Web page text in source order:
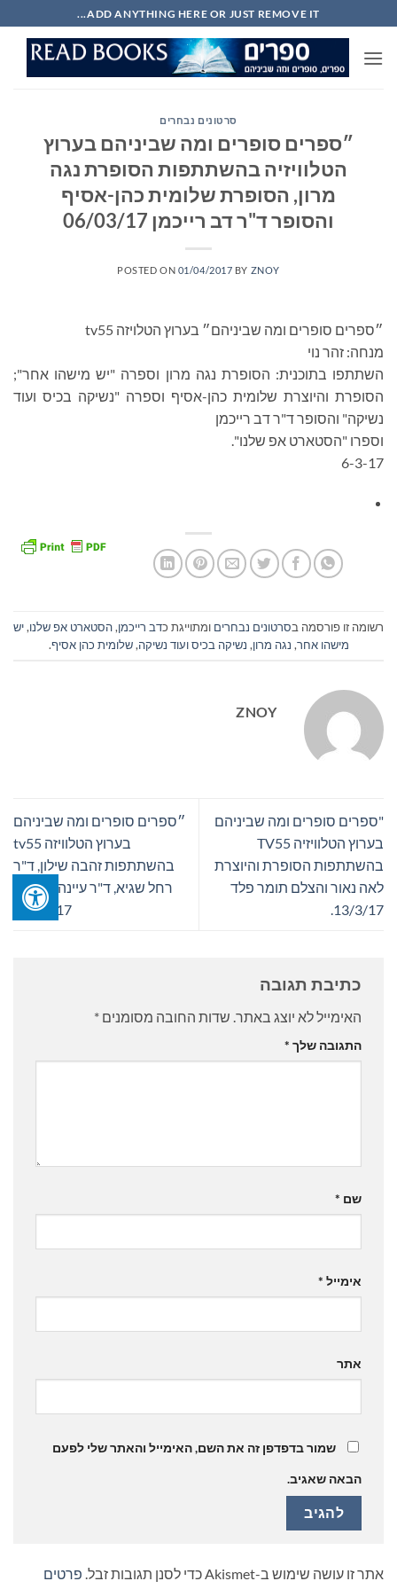
to
content
ADD ANYTHING HERE OR JUST REMOVE IT...
סרטונים נבחרים
״ספרים סופרים ומה שביניהם בערוץ
הטלוויזיה בהשתתפות הסופרת נגה
מרון, הסופרת שלומית כהן-אסיף
והסופר ד"ר דב רייכמן 06/03/17
POSTED ON 01/04/2017 BY ZNOY
״ספרים סופרים ומה שביניהם״ בערוץ הטלויזה tv55
מנחה: זהר נוי
השתתפו בתוכנית: הסופרת נגה מרון וספרה "יש מישהו אחר";
הסופרת והיוצרת שלומית כהן-אסיף וספרה "נשיקה בכיס ועוד
נשיקה" והסופר ד"ר דב רייכמן
וספרו "הסטארט אפ שלנו".
6-3-17
רשומה זו פורסמה בסרטונים נבחרים ומתוייגת כדב רייכמן,הסטארט אפ שלנו,יש
מישהו אחר, נגה מרון, נשיקה בכיס ועוד נשיקה,שלומית כהן אסיף.
ZNOY
"ספרים סופרים ומה שביניהם
בערוץ הטלוויזיה TV55
בהשתתפות הסופרת והיוצרת
לאה נאור והצלם תומר פלד
13/3/17.
״ספרים סופרים ומה שביניהם
בערוץ הטלוויזה tv55
בהשתתפות זהבה שילון, ד"ר
רחל שגיא, ד"ר עיינה פרידמן
20/03/17
כתיבת תגובה
האימייל לא יוצג באתר. שדות החובה מסומנים *
התגובה שלך *
שם *
אימייל *
אתר
שמור בדפדפן זה את השם, האימייל והאתר שלי לפעם
הבאה שאגיב.
אתר זו עושה שימוש ב-Akismet כדי לסנן תגובות זבל.
פרטים